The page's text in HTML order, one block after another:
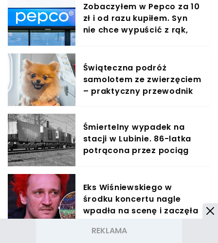
Zobaczyłem w Pepco za 10
zł i od razu kupiłem. Syn
nie chce wypuścić z rąk,
Świąteczna podróż
samolotem ze zwierzęciem
– praktyczny przewodnik
Śmiertelny wypadek na
stacji w Lubinie. 86-latka
potrącona przez pociąg
Eks Wiśniewskiego w
środku koncertu nagle
wpadła na scenę i zaczęła
krzyczeć. Publika zamarła